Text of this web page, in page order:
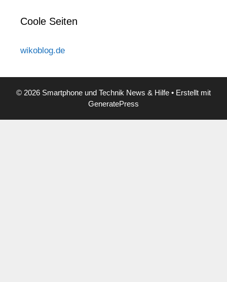
Coole Seiten
wikoblog.de
© 2026 Smartphone und Technik News & Hilfe • Erstellt mit
GeneratePress